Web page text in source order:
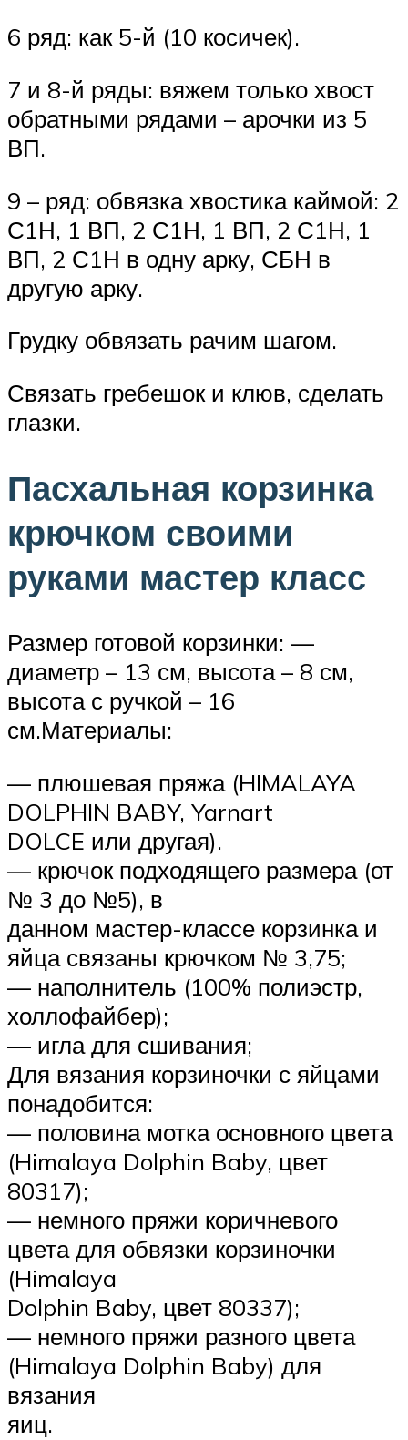
6 ряд: как 5-й (10 косичек).
7 и 8-й ряды: вяжем только хвост
обратными рядами – арочки из 5
ВП.
9 – ряд: обвязка хвостика каймой: 2
С1Н, 1 ВП, 2 С1Н, 1 ВП, 2 С1Н, 1
ВП, 2 С1Н в одну арку, СБН в
другую арку.
Грудку обвязать рачим шагом.
Связать гребешок и клюв, сделать
глазки.
Пасхальная корзинка
крючком своими
руками мастер класс
Размер готовой корзинки: —
диаметр – 13 см, высота – 8 см,
высота с ручкой – 16
см.Материалы:
— плюшевая пряжа (HIMALAYA
DOLPHIN BABY, Yarnart
DOLCE или другая).
— крючок подходящего размера (от
№ 3 до №5), в
данном мастер-классе корзинка и
яйца связаны крючком № 3,75;
— наполнитель (100% полиэстр,
холлофайбер);
— игла для сшивания;
Для вязания корзиночки с яйцами
понадобится:
— половина мотка основного цвета
(Himalaya Dolphin Baby, цвет
80317);
— немного пряжи коричневого
цвета для обвязки корзиночки
(Himalaya
Dolphin Baby, цвет 80337);
— немного пряжи разного цвета
(Himalaya Dolphin Baby) для
вязания
яиц.